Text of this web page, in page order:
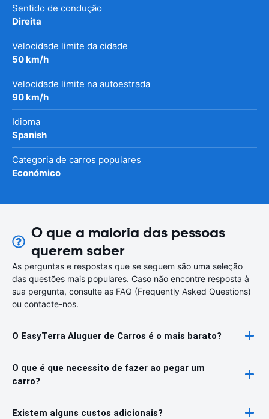
Sentido de condução
Direita
Velocidade limite da cidade
50 km/h
Velocidade limite na autoestrada
90 km/h
Idioma
Spanish
Categoria de carros populares
Económico
O que a maioria das pessoas
querem saber
As perguntas e respostas que se seguem são uma seleção
das questões mais populares. Caso não encontre resposta à
sua pergunta, consulte as FAQ (Frequently Asked Questions)
ou contacte-nos.
O EasyTerra Aluguer de Carros é o mais barato?
O que é que necessito de fazer ao pegar um
carro?
Existem alguns custos adicionais?